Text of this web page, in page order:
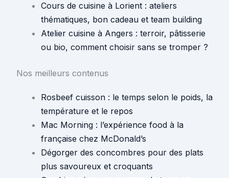
Cours de cuisine à Lorient : ateliers
thématiques, bon cadeau et team building
Atelier cuisine à Angers : terroir, pâtisserie
ou bio, comment choisir sans se tromper ?
Nos meilleurs contenus
Rosbeef cuisson : le temps selon le poids, la
température et le repos
Mac Morning : l’expérience food à la
française chez McDonald’s
Dégorger des concombres pour des plats
plus savoureux et croquants